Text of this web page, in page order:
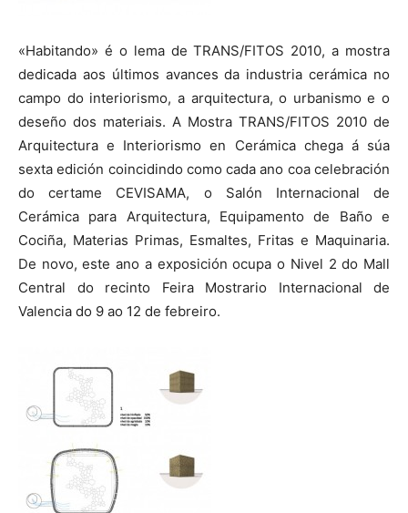
«Habitando» é o lema de TRANS/FITOS 2010, a mostra
dedicada aos últimos avances da industria cerámica no
campo do interiorismo, a arquitectura, o urbanismo e o
deseño dos materiais. A Mostra TRANS/FITOS 2010 de
Arquitectura e Interiorismo en Cerámica chega á súa
sexta edición coincidindo como cada ano coa celebración
do certame CEVISAMA, o Salón Internacional de
Cerámica para Arquitectura, Equipamento de Baño e
Cociña, Materias Primas, Esmaltes, Fritas e Maquinaria.
De novo, este ano a exposición ocupa o Nivel 2 do Mall
Central do recinto Feira Mostrario Internacional de
Valencia do 9 ao 12 de febreiro.